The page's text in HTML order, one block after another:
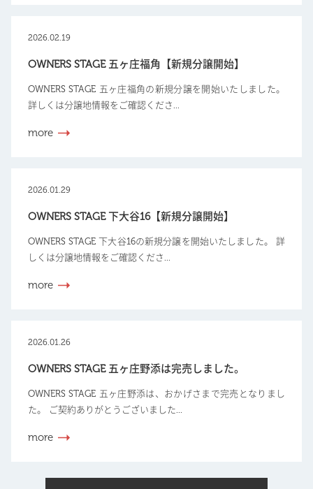
2026.02.19
OWNERS STAGE 五ヶ庄福角【新規分譲開始】
OWNERS STAGE 五ヶ庄福角の新規分譲を開始いたしました。
詳しくは分譲地情報をご確認くださ...
more
2026.01.29
OWNERS STAGE 下大谷16【新規分譲開始】
OWNERS STAGE 下大谷16の新規分譲を開始いたしました。 詳
しくは分譲地情報をご確認くださ...
more
2026.01.26
OWNERS STAGE 五ヶ庄野添は完売しました。
OWNERS STAGE 五ヶ庄野添は、おかげさまで完売となりまし
た。 ご契約ありがとうございました...
more